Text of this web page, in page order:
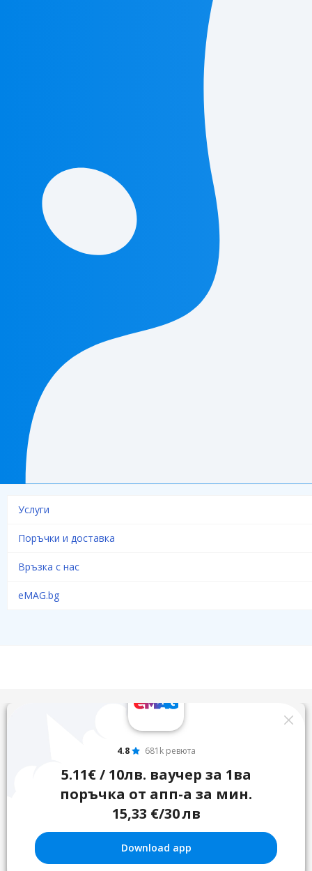
Услуги
Поръчки и доставка
Връзка с нас
eMAG.bg
4.8 681k ревюта
5.11€ / 10лв. ваучер за 1ва
поръчка от апп-а за мин.
15,33 €/30 лв
Download app